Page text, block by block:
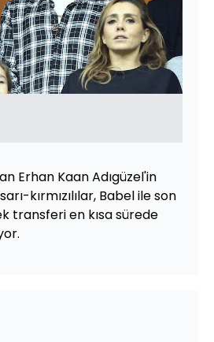
Erhan Kaan Adıgüzel'in
kırmızılılar, Babel ile son
transferi en kısa sürede